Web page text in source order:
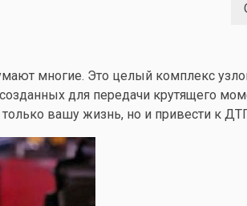
многие. Это целый комплекс
для передачи крутящего
вашу жизнь, но и привести к